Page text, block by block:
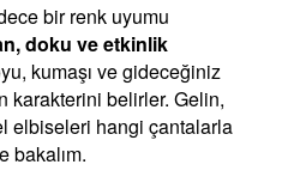
bir renk uyumu
doku ve etkinlik
kumaşı ve gideceğiniz
karakterini belirler. Gelin,
elbiseleri hangi çantalarla
bakalım.